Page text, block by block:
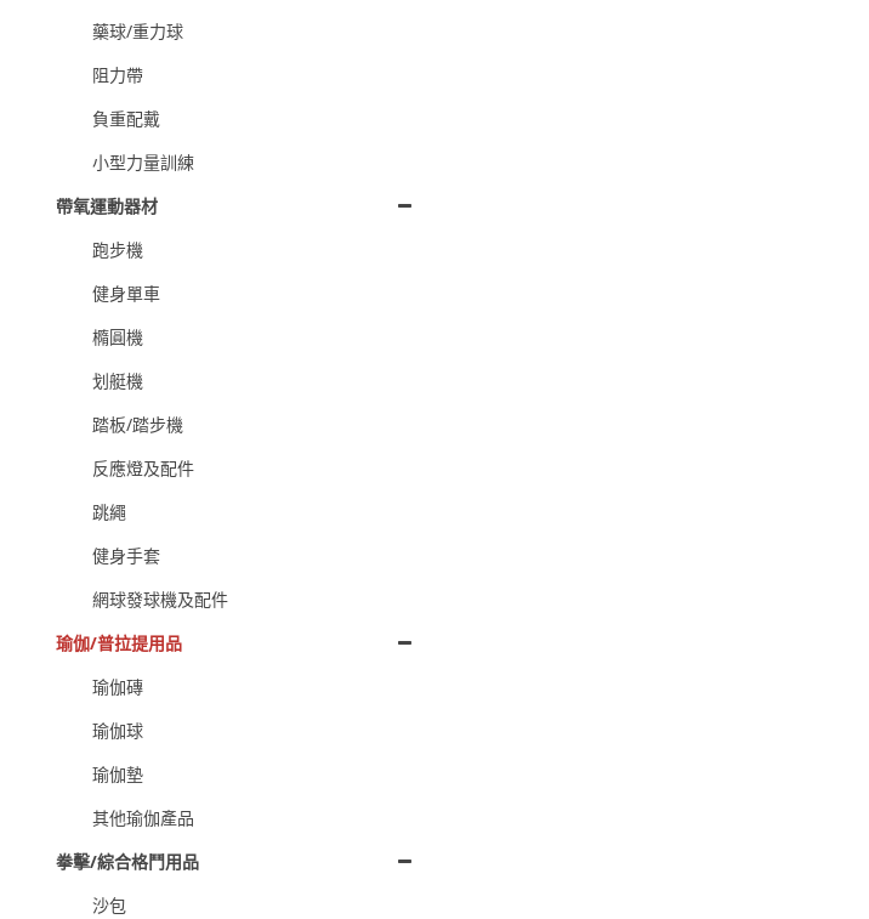
藥球/重力球
阻力帶
負重配戴
小型力量訓練
帶氧運動器材
跑步機
健身單車
橢圓機
划艇機
踏板/踏步機
反應燈及配件
跳繩
健身手套
網球發球機及配件
瑜伽/普拉提用品
瑜伽磚
瑜伽球
瑜伽墊
其他瑜伽產品
拳擊/綜合格鬥用品
沙包